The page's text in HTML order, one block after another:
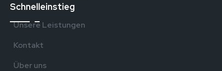
Schnelleinstieg
Unsere Leistungen
Kontakt
Über uns